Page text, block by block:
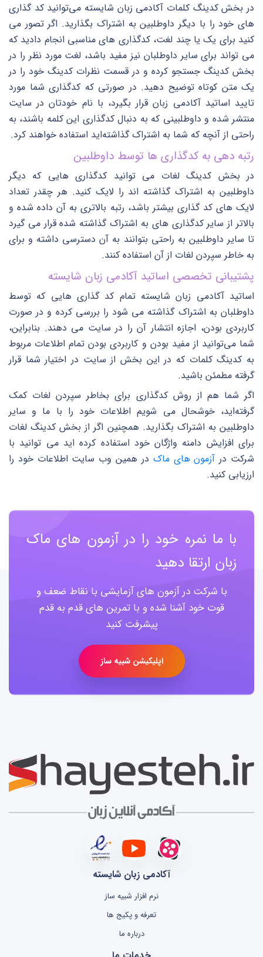
در بخش کدینگ کلمات آکادمی زبان شایسته می‌توانید کد گذاری
های خود را با دیگر داوطلبین به اشتراک بگذارید. اگر تصور می
کنید برای یک یا چند لغت، کدگذاری های مناسبی انجام دادید که
می تواند برای سایر داوطلبان نیز مفید باشد، لغت مورد نظر را در
بخش کدینگ جستجو کرده و در قسمت نظرات کدینگ خود را در
یک متن کوتاه توضیح دهید. در صورتی که کدگذاری شما مورد
تایید اساتید آکادمی زبان قرار بگیرد، با نام خودتان در سایت
منتشر شده و داوطلبینی که به دنبال کدگذاری این کلمه باشند، به
راحتی از آنچه که شما به اشتراک گذاشته‌اید استفاده خواهند کرد.
رتبه دهی به کدگذاری ها توسط داوطلبین
در بخش کدینگ لغات می توانید کدگذاری هایی که دیگر
داوطلبین به اشتراک گذاشته اند را لایک کنید. هر چقدر تعداد
لایک های کد گذاری بیشتر باشد، رتبه بالاتری به آن داده شده و
بالاتر از سایر کدگذاری های به اشتراک گذاشته شده قرار می گیرد
تا سایر داوطلبین به راحتی بتوانند به آن دسترسی داشته و برای
به خاطر سپردن لغات از آن استفاده کنند.
پشتیبانی تخصصی اساتید آکادمی زبان شایسته
اساتید آکادمی زبان شایسته تمام کد گذاری هایی که توسط
داوطلبان به اشتراک گذاشته می شود را بررسی کرده و در صورت
کاربردی بودن، اجازه انتشار آن را در سایت می دهند. بنابراین،
شما می‌توانید از مفید بودن و کاربردی بودن تمام اطلاعات مربوط
به کدینگ کلمات که در این بخش از سایت در اختیار شما قرار
گرفته مطمئن باشید.
اگر شما هم از روش کدگذاری برای بخاطر سپردن لغات کمک
گرفته‌اید، خوشحال می شویم اطلاعات خود را با ما و سایر
داوطلبین به اشتراک بگذارید. همچنین اگر از بخش کدینگ لغات
برای افزایش دامنه واژگان خود استفاده کرده اید می توانید با
شرکت در آزمون های ماک در همین وب سایت اطلاعات خود را
ارزیابی کنید.
با ما نمره خود را در آزمون های ماک
زبان ارتقا دهید
با شرکت در آزمون های آزمایشی با نقاط ضعف و
قوت خود آشنا شده و با تمرین های قدم به قدم
پیشرفت کنید
اپلیکیشن شبیه ساز
آکادمی زبان شایسته
نرم افزار شبیه ساز
تعرفه و پکیج ها
درباره ما